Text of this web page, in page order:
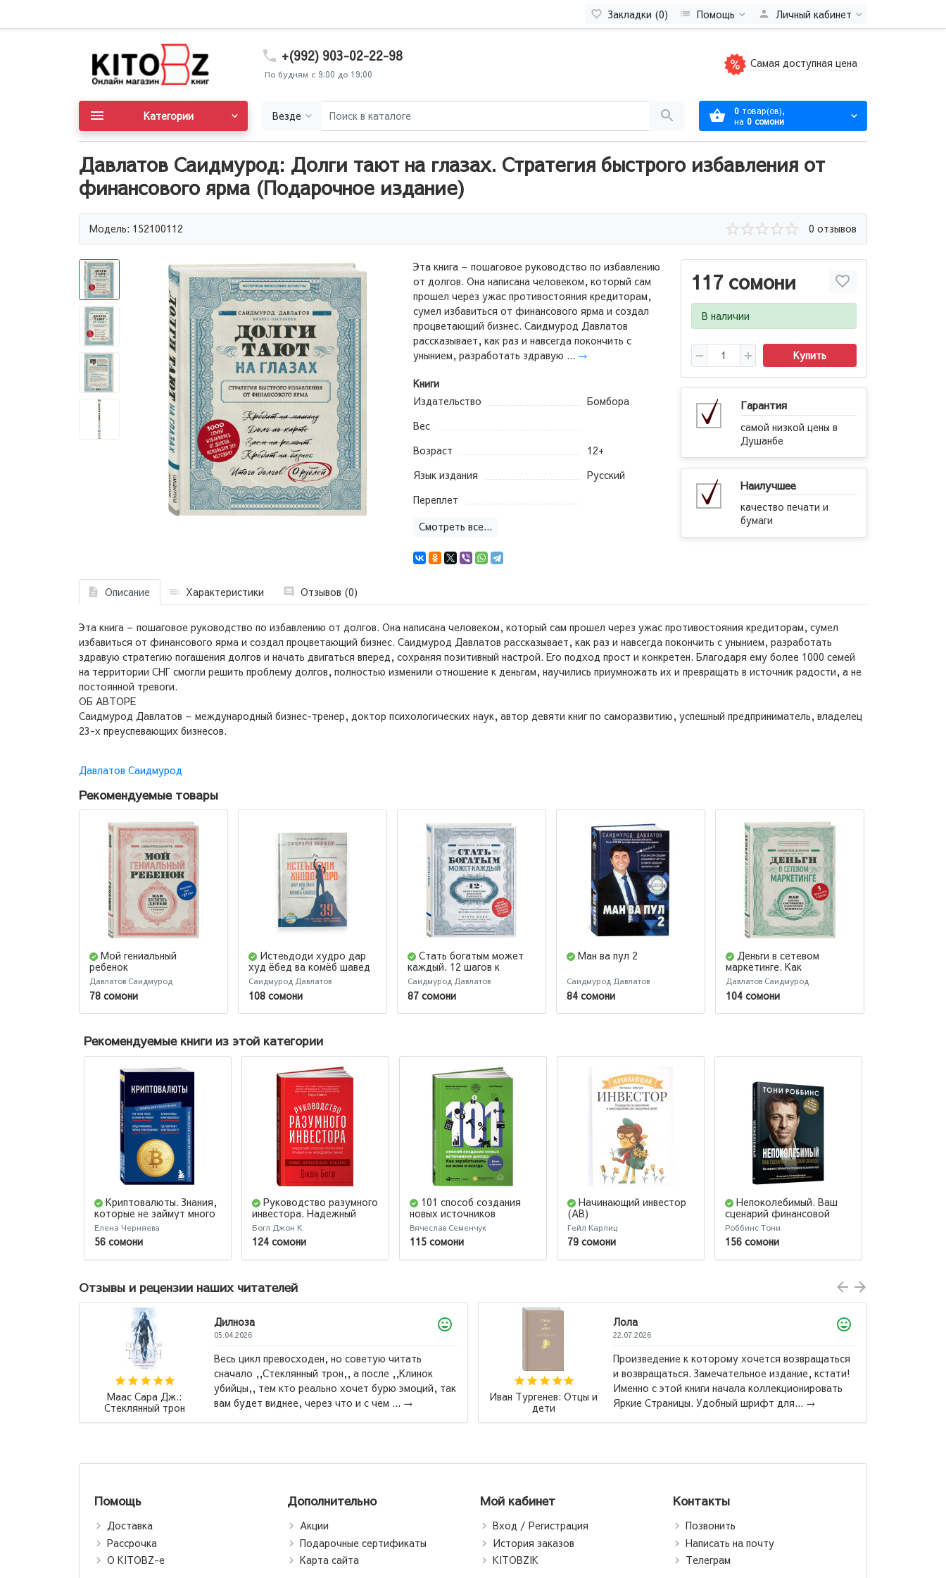
Закладки (0) Помощь Личный кабинет
+(992) 903-02-22-98
По будням с 9:00 до 19:00
Самая доступная цена
Везде 0 товар(ов),
на 0 сомони
Категории
Давлатов Саидмурод: Долги тают на глазах. Стратегия быстрого избавления от
финансового ярма (Подарочное издание)
Модель: 152100112 0 отзывов
117 сомони
В наличии
Купить
Гарантия
самой низкой цены в
Душанбе
Наилучшее
качество печати и
бумаги
Эта книга – пошаговое руководство по избавлению
от долгов. Она написана человеком, который сам
прошел через ужас противостояния кредиторам,
сумел избавиться от финансового ярма и создал
процветающий бизнес. Саидмурод Давлатов
рассказывает, как раз и навсегда покончить с
унынием, разработать здравую ... →
Книги
Издательство
Бомбора
Вес
Возраст
12+
Язык издания
Русский
Переплет
Смотреть все...
Описание Характеристики Отзывов (0)
Эта книга – пошаговое руководство по избавлению от долгов. Она написана человеком, который сам прошел через ужас противостояния кредиторам, сумел
избавиться от финансового ярма и создал процветающий бизнес. Саидмурод Давлатов рассказывает, как раз и навсегда покончить с унынием, разработать
здравую стратегию погашения долгов и начать двигаться вперед, сохраняя позитивный настрой. Его подход прост и конкретен. Благодаря ему более 1000 семей
на территории СНГ смогли решить проблему долгов, полностью изменили отношение к деньгам, научились приумножать их и превращать в источник радости, а не
постоянной тревоги.
ОБ АВТОРЕ
Саидмурод Давлатов – международный бизнес-тренер, доктор психологических наук, автор девяти книг по саморазвитию, успешный предприниматель, владелец
23-х преуспевающих бизнесов.
Давлатов Саидмурод
Рекомендуемые товары
Мой гениальный
ребенок
Давлатов Саидмурод
78 сомони
Истеьдоди худро дар
худ ёбед ва комёб шавед
Саидмурод Давлатов
108 сомони
Стать богатым может
каждый. 12 шагов к
обретению финансовой
стабильности
Саидмурод Давлатов
87 сомони
Ман ва пул 2
Саидмурод Давлатов
84 сомони
Деньги в сетевом
маркетинге. Как
заработать состояние, не
имея стартового капитала
Давлатов Саидмурод
104 сомони
Рекомендуемые книги из этой категории
Криптовалюты. Знания,
которые не займут много
места
Елена Черняева
56 сомони
Руководство разумного
инвестора. Надежный
способ получения
прибыли на фондовом
рынке (новое,
дополненное издание)
Богл Джон К.
124 сомони
101 способ создания
новых источников
дохода. Как
зарабатывать на всем и
всегда
Вячеслав Семенчук
115 сомони
Начинающий инвестор
(AB)
Гейл Карлиц
79 сомони
Непоколебимый. Ваш
сценарий финансовой
свободы
Роббинс Тони
156 сомони
Отзывы и рецензии наших читателей
Весь цикл превосходен, но советую читать
сначало ,,Стеклянный трон,, а после ,,Клинок
убийцы,, тем кто реально хочет бурю эмоций, так
вам будет виднее, через что и с чем ... →
Иван Тургенев: Отцы и
дети
Произведение к которому хочется возвращаться
и возвращаться. Замечательное издание, кстати!
Именно с этой книги начала коллекционировать
Яркие Страницы. Удобный шрифт для...→
Наполеон Хилл: Думай
и богатей (Т)
Помощь
Доставка
Рассрочка
О KITOBZ-е
Дополнительно
Акции
Подарочные сертификаты
Карта сайта
Мой кабинет
Вход / Регистрация
История заказов
KITOBZIK
Контакты
Позвонить
Написать на почту
Телеграм